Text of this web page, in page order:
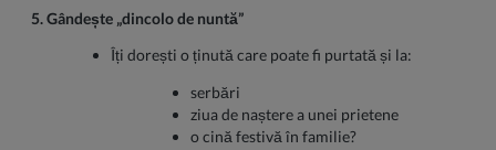
5. Gândește „dincolo de nuntă”
Îți dorești o ținută care poate fi purtată și la:
serbări
ziua de naștere a unei prietene
o cină festivă în familie?